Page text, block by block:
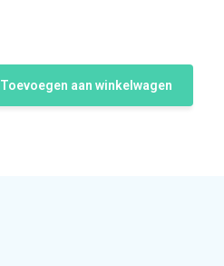
Toevoegen aan winkelwagen